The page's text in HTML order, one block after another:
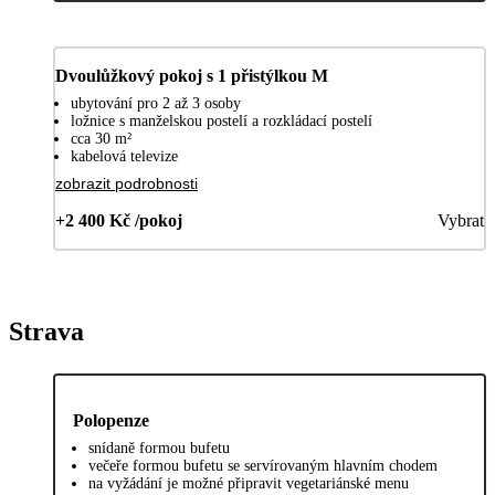
Dvoulůžkový pokoj s 1 přistýlkou M
ubytování pro 2 až 3 osoby
ložnice s manželskou postelí a rozkládací postelí
cca 30 m²
kabelová televize
zobrazit podrobnosti
+2 400 Kč /pokoj Vybrat
Strava
Polopenze
snídaně formou bufetu
večeře formou bufetu se servírovaným hlavním chodem
na vyžádání je možné připravit vegetariánské menu